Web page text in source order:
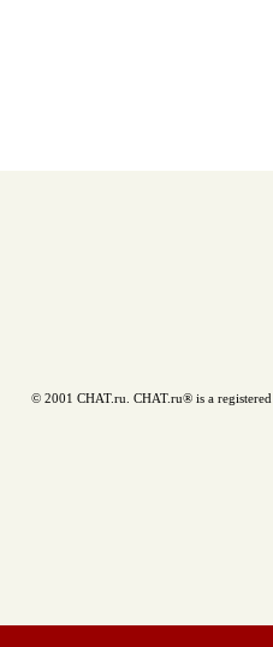
© 2001 CHAT.ru. CHAT.ru® is a